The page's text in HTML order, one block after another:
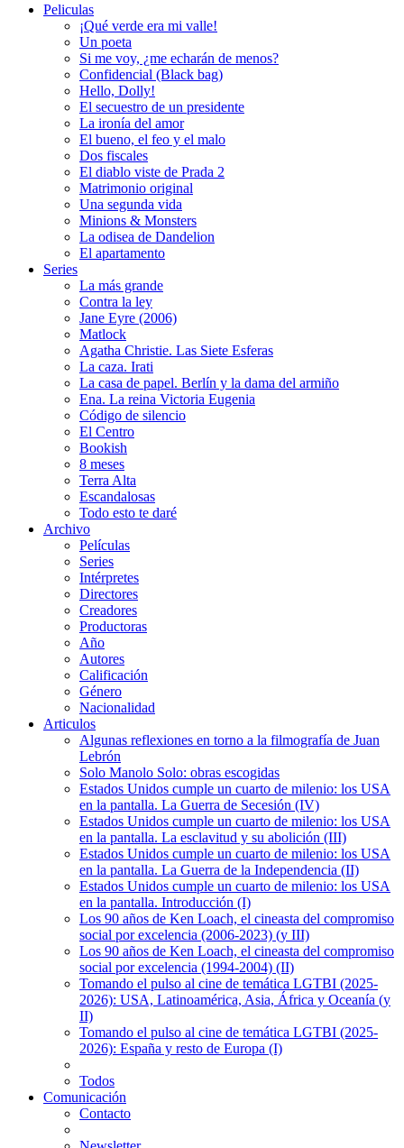
Peliculas
¡Qué verde era mi valle!
Un poeta
Si me voy, ¿me echarán de menos?
Confidencial (Black bag)
Hello, Dolly!
El secuestro de un presidente
La ironía del amor
El bueno, el feo y el malo
Dos fiscales
El diablo viste de Prada 2
Matrimonio original
Una segunda vida
Minions & Monsters
La odisea de Dandelion
El apartamento
Series
La más grande
Contra la ley
Jane Eyre (2006)
Matlock
Agatha Christie. Las Siete Esferas
La caza. Irati
La casa de papel. Berlín y la dama del armiño
Ena. La reina Victoria Eugenia
Código de silencio
El Centro
Bookish
8 meses
Terra Alta
Escandalosas
Todo esto te daré
Archivo
Películas
Series
Intérpretes
Directores
Creadores
Productoras
Año
Autores
Calificación
Género
Nacionalidad
Articulos
Algunas reflexiones en torno a la filmografía de Juan
Lebrón
Solo Manolo Solo: obras escogidas
Estados Unidos cumple un cuarto de milenio: los USA
en la pantalla. La Guerra de Secesión (IV)
Estados Unidos cumple un cuarto de milenio: los USA
en la pantalla. La esclavitud y su abolición (III)
Estados Unidos cumple un cuarto de milenio: los USA
en la pantalla. La Guerra de la Independencia (II)
Estados Unidos cumple un cuarto de milenio: los USA
en la pantalla. Introducción (I)
Los 90 años de Ken Loach, el cineasta del compromiso
social por excelencia (2006-2023) (y III)
Los 90 años de Ken Loach, el cineasta del compromiso
social por excelencia (1994-2004) (II)
Tomando el pulso al cine de temática LGTBI (2025-
2026): USA, Latinoamérica, Asia, África y Oceanía (y
II)
Tomando el pulso al cine de temática LGTBI (2025-
2026): España y resto de Europa (I)
Todos
Comunicación
Contacto